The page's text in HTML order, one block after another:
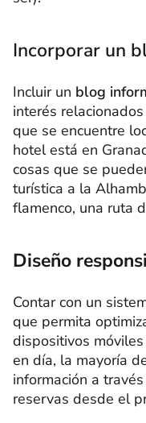
Incorporar un
Incluir un blog
interés
que se encuentre
hotel está en
cosas que se
turística a la
flamenco, una ruta
Diseño
Contar con un
que permita
dispositivos
en día, la mayoría
información a
reservas desde el